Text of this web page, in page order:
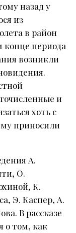
назад у
из
в район
конце периода
возникли
и
хоть с
приносили
А.
О.
К.
Э. Каспер, А.
В рассказе
о том, как